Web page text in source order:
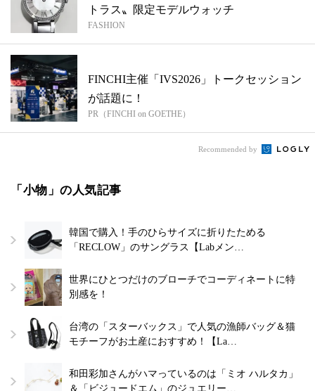
トラス〟限定モデルウォッチ
FASHION
FINCHI主催「IVS2026」トークセッション
が話題に！
PR（FINCHI on GOETHE）
Recommended by
「小物」の人気記事
韓国で購入！手のひらサイズに折りたためる
「RECLOW」のサングラス【Labメン…
世界にひとつだけのブローチでコーディネートに特
別感を！
台湾の「スターバックス」で人気の漁師バッグ＆猫
モチーフがお土産におすすめ！【La…
和田彩加さんがハマっているのは「ミオ ハルタカ」
＆「ビジュードエム」のジュエリー…